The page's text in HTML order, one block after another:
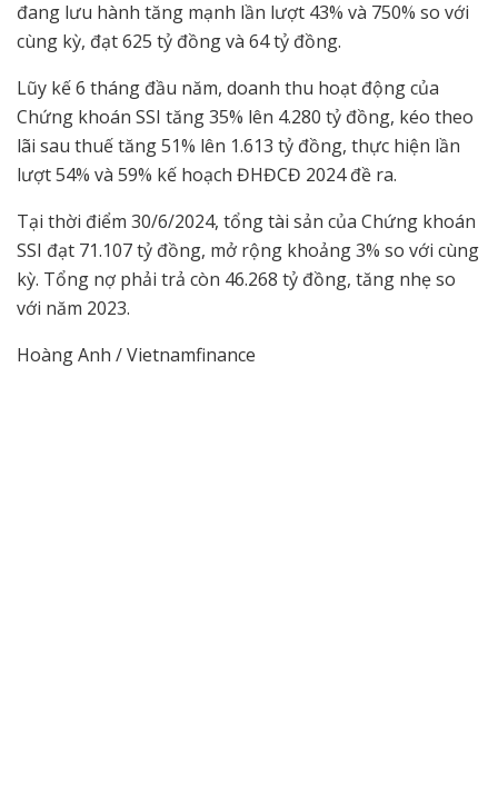
đang lưu hành tăng mạnh lần lượt 43% và 750% so với
cùng kỳ, đạt 625 tỷ đồng và 64 tỷ đồng.
Lũy kế 6 tháng đầu năm, doanh thu hoạt động của
Chứng khoán SSI tăng 35% lên 4.280 tỷ đồng, kéo theo
lãi sau thuế tăng 51% lên 1.613 tỷ đồng, thực hiện lần
lượt 54% và 59% kế hoạch ĐHĐCĐ 2024 đề ra.
Tại thời điểm 30/6/2024, tổng tài sản của Chứng khoán
SSI đạt 71.107 tỷ đồng, mở rộng khoảng 3% so với cùng
kỳ. Tổng nợ phải trả còn 46.268 tỷ đồng, tăng nhẹ so
với năm 2023.
Hoàng Anh / Vietnamfinance